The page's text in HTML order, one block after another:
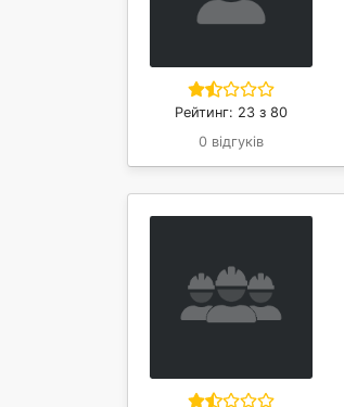
Рейтинг: 23 з 80
0 відгуків